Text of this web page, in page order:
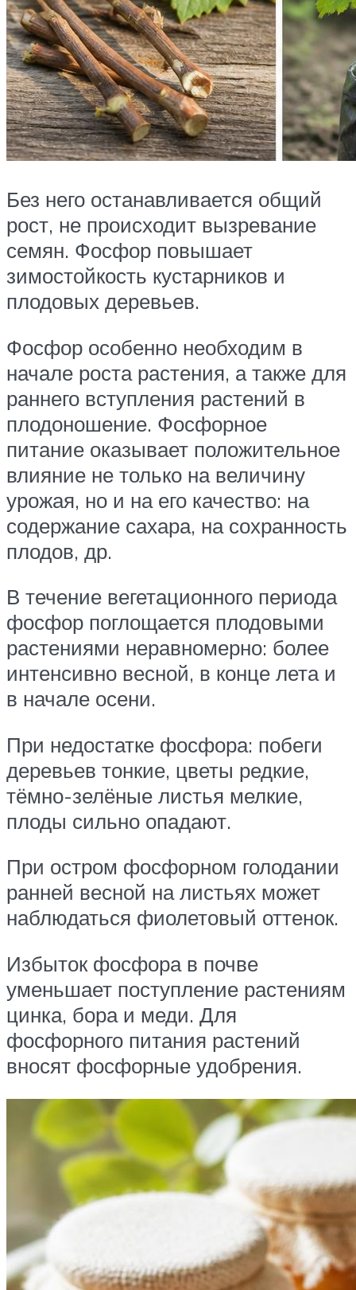
Без него останавливается общий
рост, не происходит вызревание
семян. Фосфор повышает
зимостойкость кустарников и
плодовых деревьев.
Фосфор особенно необходим в
начале роста растения, а также для
раннего вступления растений в
плодоношение. Фосфорное
питание оказывает положительное
влияние не только на величину
урожая, но и на его качество: на
содержание сахара, на сохранность
плодов, др.
В течение вегетационного периода
фосфор поглощается плодовыми
растениями неравномерно: более
интенсивно весной, в конце лета и
в начале осени.
При недостатке фосфора: побеги
деревьев тонкие, цветы редкие,
тёмно-зелёные листья мелкие,
плоды сильно опадают.
При остром фосфорном голодании
ранней весной на листьях может
наблюдаться фиолетовый оттенок.
Избыток фосфора в почве
уменьшает поступление растениям
цинка, бора и меди. Для
фосфорного питания растений
вносят фосфорные удобрения.